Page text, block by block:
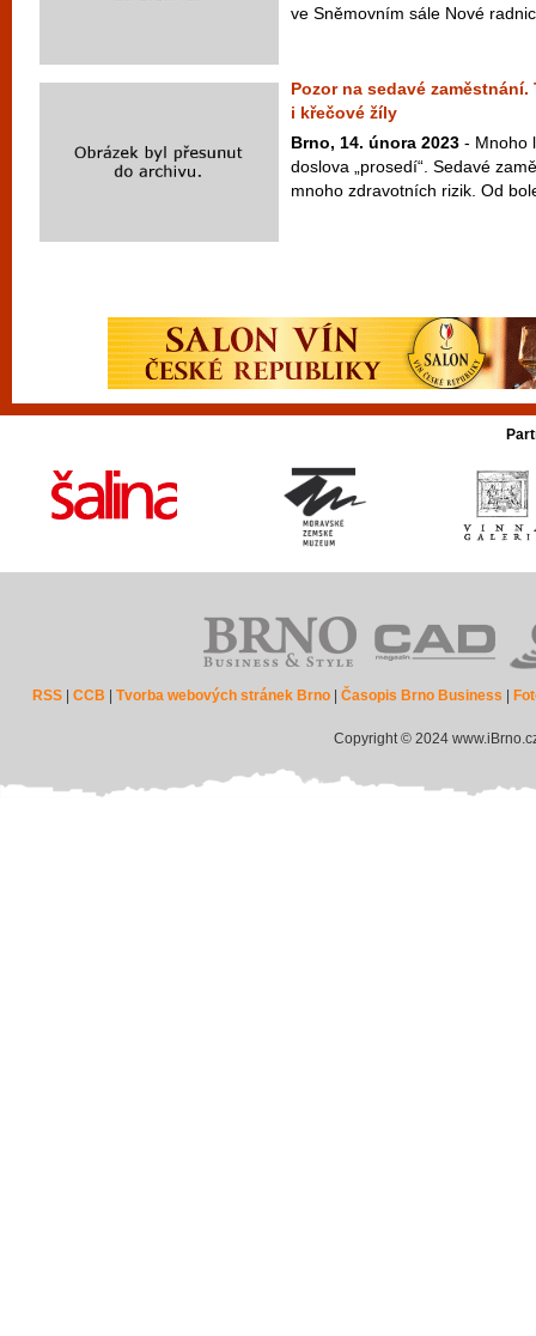
ve Sněmovním sále Nové
Pozor na sedavé
i křečové žíly
Brno, 14. února 2023 - Mnoho
doslova „prosedí“. Sedavé
mnoho zdravotních rizik. Od
RSS |CCB |Tvorba webových stránek Brno |Časopis Brno Business
Copyright © 2024